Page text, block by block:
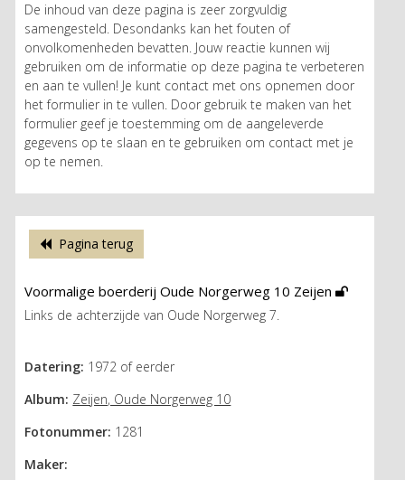
De inhoud van deze pagina is zeer zorgvuldig
samengesteld. Desondanks kan het fouten of
onvolkomenheden bevatten. Jouw reactie kunnen wij
gebruiken om de informatie op deze pagina te verbeteren
en aan te vullen! Je kunt contact met ons opnemen door
het formulier in te vullen. Door gebruik te maken van het
formulier geef je toestemming om de aangeleverde
gegevens op te slaan en te gebruiken om contact met je
op te nemen.
Pagina terug
Voormalige boerderij Oude Norgerweg 10 Zeijen
Links de achterzijde van Oude Norgerweg 7.
Datering: 1972 of eerder
Album: Zeijen, Oude Norgerweg 10
Fotonummer: 1281
Maker: